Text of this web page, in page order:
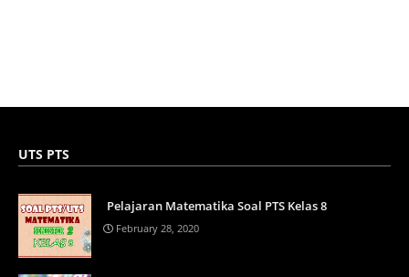
UTS PTS
Pelajaran Matematika Soal PTS Kelas 8
February 28, 2020